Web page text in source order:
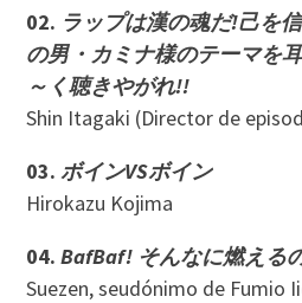
02. ラップは漢の魂だ!己を
の男・カミナ様のテーマを
～く聴きやがれ!!
Shin Itagaki (Director de
03. ボインVSボイン
Hirokazu Kojima
04.BafBaf! そんなに燃える
Suezen, seudónimo de Fumio